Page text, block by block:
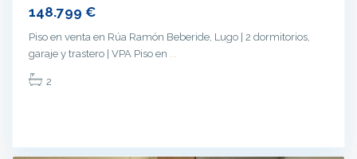
148.799 €
Piso en venta en Rúa Ramón Beberide, Lugo | 2 dormitorios,
garaje y trastero | VPA Piso en
2